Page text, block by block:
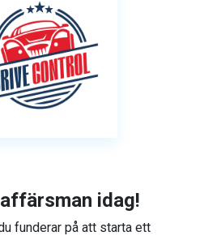
idag!
funderar på att starta ett